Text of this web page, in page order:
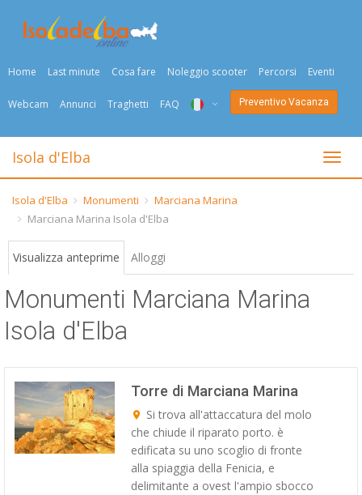
Home Last minute Cosa fare Noleggio scooter Percorsi Eventi
Webcam Annunci Traghetti FAQ
ENG
SLO
Preventivo Vacanza
Togli
Isola d'Elba
Isola d'Elba Monumenti
Marciana Marina
Marciana Marina Isola d'Elba
Visualizza anteprime Alloggi
Monumenti Marciana Marina
Isola d'Elba
Torre di Marciana Marina
Si trova all'attaccatura del molo
che chiude il riparato porto. è
edificata su uno scoglio di fronte
alla spiaggia della Fenicia, e
delimitante a ovest l'ampio sbocco